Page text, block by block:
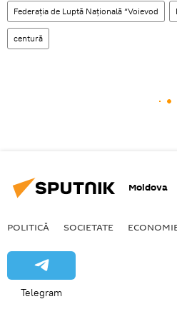
Federația de Luptă Națională “Voievod
centură
Moldova
POLITICĂ SOCIETATE
Telegram